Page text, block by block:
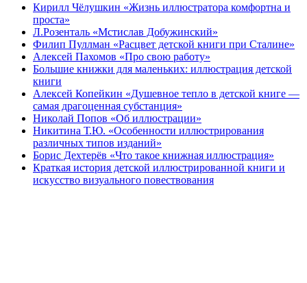
Кирилл Чёлушкин «Жизнь иллюстратора комфортна и
проста»
Л.Розенталь «Мстислав Добужинский»
Филип Пуллман «Расцвет детской книги при Сталине»
Алексей Пахомов «Про свою работу»
Большие книжки для маленьких: иллюстрация детской
книги
Алексей Копейкин «Душевное тепло в детской книге —
самая драгоценная субстанция»
Николай Попов «Об иллюстрации»
Никитина Т.Ю. «Особенности иллюстрирования
различных типов изданий»
Борис Дехтерёв «Что такое книжная иллюстрация»
Краткая история детской иллюстрированной книги и
искусство визуального повествования